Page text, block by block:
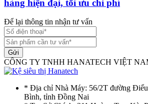
hàng hiện đại, tối ưu chi phí
Để lại thông tin nhận tư vấn
Gửi
CÔNG TY TNHH HANATECH VIỆT
* Địa chỉ Nhà Máy: 56/2T đường
Bình, tỉnh Đồng Nai